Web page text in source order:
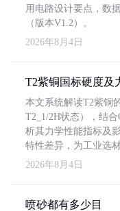
用电路设计要点，数
（版本V1.2）。
2026年8月4日
T2紫铜国标硬度及
本文系统解读T2紫铜
T2_1/2H状态），结
析其力学性能指标及
特性差异，为工业选
2026年8月4日
喷砂都有多少目